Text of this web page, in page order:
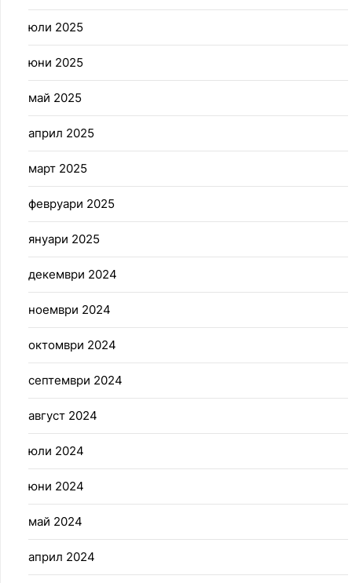
юли 2025
юни 2025
май 2025
април 2025
март 2025
февруари 2025
януари 2025
декември 2024
ноември 2024
октомври 2024
септември 2024
август 2024
юли 2024
юни 2024
май 2024
април 2024